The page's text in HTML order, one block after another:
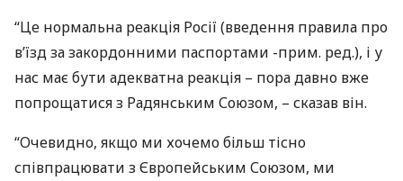
“Це нормальна реакція Росії (введення правила про
в’їзд за закордонними паспортами -прим. ред.), і у
нас має бути адекватна реакція – пора давно вже
попрощатися з Радянським Союзом, – сказав він.
“Очевидно, якщо ми хочемо більш тісно
співпрацювати з Європейським Союзом, ми